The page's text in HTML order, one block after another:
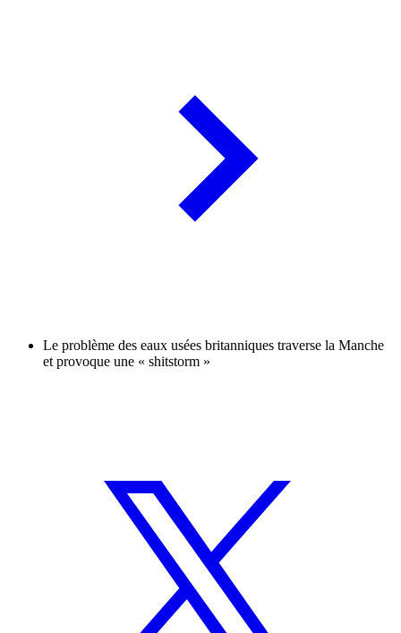
Le problème des eaux usées britanniques traverse la Manche
et provoque une « shitstorm »